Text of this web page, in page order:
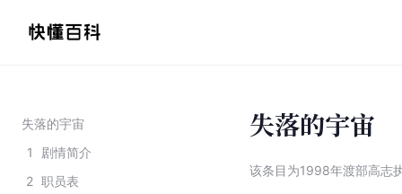
失落的宇宙
1
剧情简介
2 职员表
失落的宇宙
该条目为1998年渡部高志